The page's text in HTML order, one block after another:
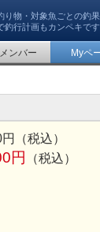
り物・対象魚ごとの釣
行計画もカンペキです
メンバー Myペ
（税込）
円 （税込）